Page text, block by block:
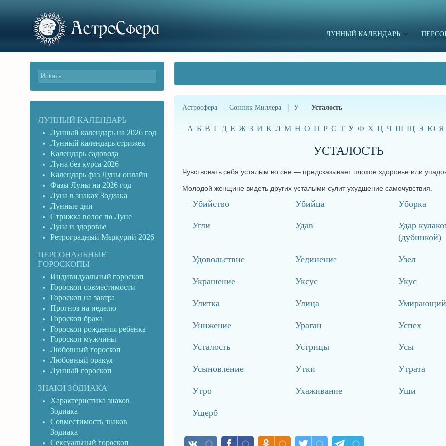
ЛУННЫЙ КАЛЕНДАРЬ
Астросфера Сонник Миллера У Усталость
А Б В Г Д Е Ж З И К Л М Н О П Р С Т У Ф Х Ц Ч Ш Щ Э Ю Я
УСТАЛОСТЬ
Чувствовать себя усталым во сне — предсказывает плохое здоровье или
Молодой женщине видеть других усталыми сулит ухудшение самочувствия.
Убийство Убийца Уборка
Угли Удав
Удар
(дубинкой)
Удовольствие Уединение Узел
Украшение Уксус Укус
Улитка Улица Умирающий
Унижение Ураган Успех
Усталость Устрицы Усы
Усыновление Утки Утрата
Утро Ухаживание Уши
Ущерб
ЛУННЫЙ КАЛЕНДАРЬ
Лунный календарь на 2026 год
Лунный календарь стрижек
Календарь садовода
Луна без курса 2026
Календарь фаз Луны онлайн
Фазы Луны на 2026 год
Луна в знаках Зодиака
Лунные дни
Стрижка волос по Луне
Луна и здоровье
Ретроградный Меркурий 2026
ПЕРСОНАЛЬНЫЕ
ГОРОСКОПЫ
Индивидуальный гороскоп
Гороскоп совместимости
Гороскоп на завтра
Прогноз на неделю
Гороскоп брака
Гороскоп рождения ребенка
Гороскоп мужчины
Любовный гороскоп
Любовный оракул
Лунный гороскоп
ЗНАКИ ЗОДИАКА
Характеристика знаков
Зодиака
Совместимость знаков
Зодиака
Сексуальный гороскоп